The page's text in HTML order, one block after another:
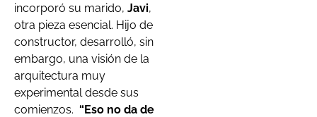
incorporó su marido, Javi,
otra pieza esencial. Hijo de
constructor, desarrolló, sin
embargo, una visión de la
arquitectura muy
experimental desde sus
comienzos. “Eso no da de